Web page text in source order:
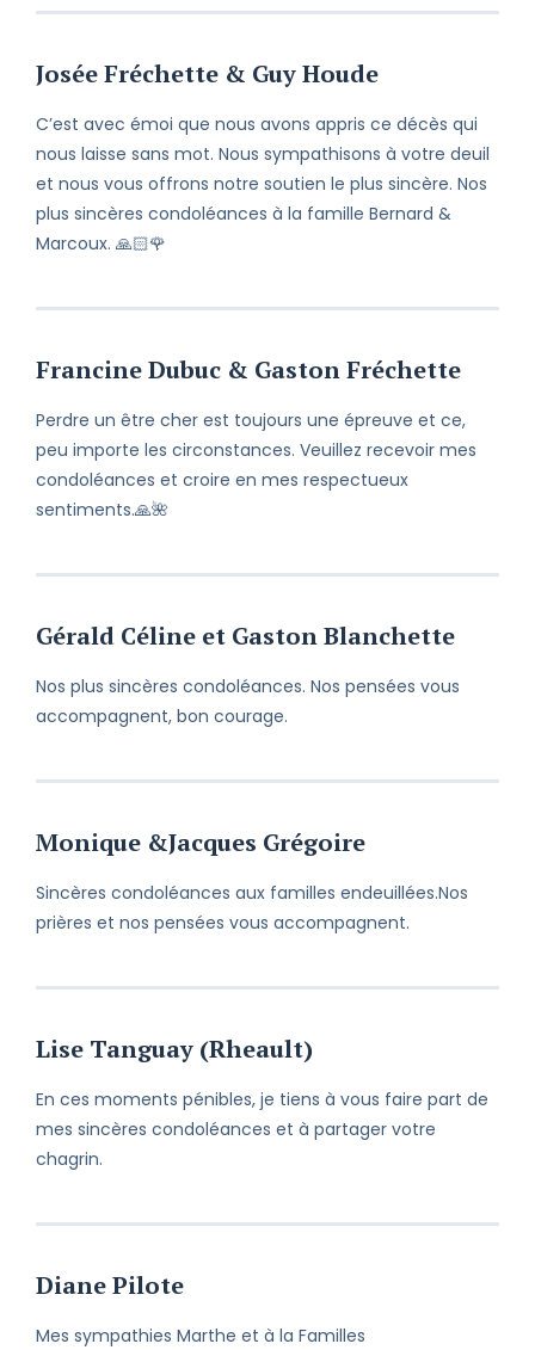
Josée Fréchette & Guy Houde
C’est avec émoi que nous avons appris ce décès qui
nous laisse sans mot. Nous sympathisons à votre deuil
et nous vous offrons notre soutien le plus sincère. Nos
plus sincères condoléances à la famille Bernard &
Marcoux. 🙏🏻🌹
Francine Dubuc & Gaston Fréchette
Perdre un être cher est toujours une épreuve et ce,
peu importe les circonstances. Veuillez recevoir mes
condoléances et croire en mes respectueux
sentiments.🙏🌺
Gérald Céline et Gaston Blanchette
Nos plus sincères condoléances. Nos pensées vous
accompagnent, bon courage.
Monique &Jacques Grégoire
Sincères condoléances aux familles endeuillées.Nos
prières et nos pensées vous accompagnent.
Lise Tanguay (Rheault)
En ces moments pénibles, je tiens à vous faire part de
mes sincères condoléances et à partager votre
chagrin.
Diane Pilote
Mes sympathies Marthe et à la Familles